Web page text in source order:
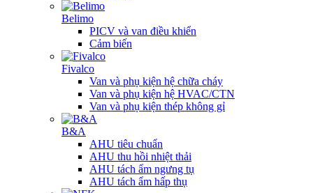
Belimo
PICV và van điều khiển
Cảm biến
Fivalco
Van và phụ kiện hệ chữa cháy
Van và phụ kiện hệ HVAC/CTN
Van và phụ kiện thép không gỉ
B&A
AHU tiêu chuẩn
AHU thu hồi nhiệt thải
AHU tách ẩm ngưng tụ
AHU tách ẩm hấp thụ